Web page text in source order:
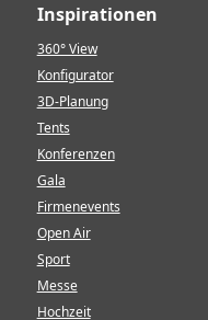
Inspirationen
360° View
Konfigurator
3D-Planung
Tents
Konferenzen
Gala
Firmenevents
Open Air
Sport
Messe
Hochzeit